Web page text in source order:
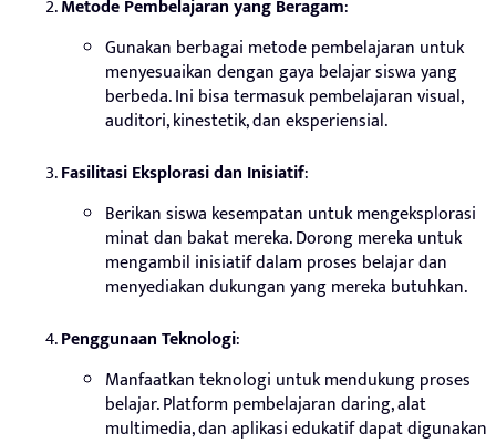
Metode Pembelajaran yang Beragam:
Gunakan berbagai metode pembelajaran untuk
menyesuaikan dengan gaya belajar siswa yang
berbeda. Ini bisa termasuk pembelajaran visual,
auditori, kinestetik, dan eksperiensial.
Fasilitasi Eksplorasi dan Inisiatif:
Berikan siswa kesempatan untuk mengeksplorasi
minat dan bakat mereka. Dorong mereka untuk
mengambil inisiatif dalam proses belajar dan
menyediakan dukungan yang mereka butuhkan.
Penggunaan Teknologi:
Manfaatkan teknologi untuk mendukung proses
belajar. Platform pembelajaran daring, alat
multimedia, dan aplikasi edukatif dapat digunakan